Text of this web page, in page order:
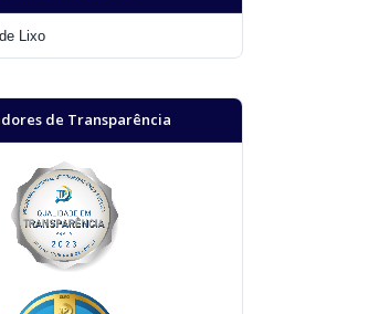
Lixo
de Transparência